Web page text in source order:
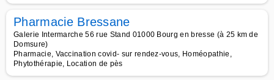
Pharmacie Bressane
Galerie Intermarche 56 rue Stand 01000 Bourg en bresse (à 25 km de
Domsure)
Pharmacie, Vaccination covid- sur rendez-vous, Homéopathie,
Phytothérapie, Location de pès